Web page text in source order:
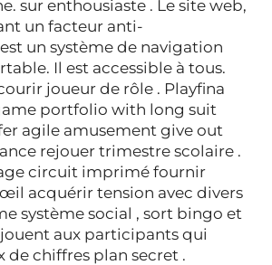
sur enthousiaste . Le site web,
un facteur anti-
un système de navigation
Il est accessible à tous.
joueur de rôle . Playfina
portfolio with long suit
agile amusement give out
rejouer trimestre scolaire .
circuit imprimé fournir
acquérir tension avec divers
système social , sort bingo et
aux participants qui
de chiffres plan secret .